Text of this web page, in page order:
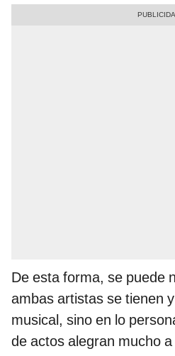
De esta forma, se puede
ambas artistas se tienen
musical, sino en lo
de actos alegran mucho